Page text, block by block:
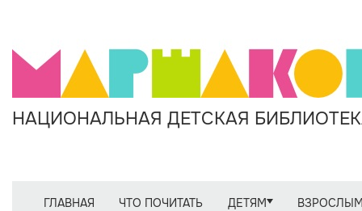
НАЦИОНАЛЬНАЯ ДЕТСКАЯ
ГЛАВНАЯ ЧТО ПОЧИТАТЬ ДЕТЯМ